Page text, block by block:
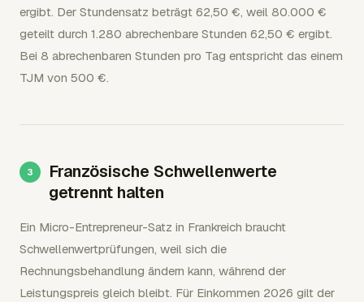
ergibt. Der Stundensatz beträgt 62,50 €, weil 80.000 €
geteilt durch 1.280 abrechenbare Stunden 62,50 € ergibt.
Bei 8 abrechenbaren Stunden pro Tag entspricht das einem
TJM von 500 €.
Französische Schwellenwerte
getrennt halten
Ein Micro-Entrepreneur-Satz in Frankreich braucht
Schwellenwertprüfungen, weil sich die
Rechnungsbehandlung ändern kann, während der
Leistungspreis gleich bleibt. Für Einkommen 2026 gilt der